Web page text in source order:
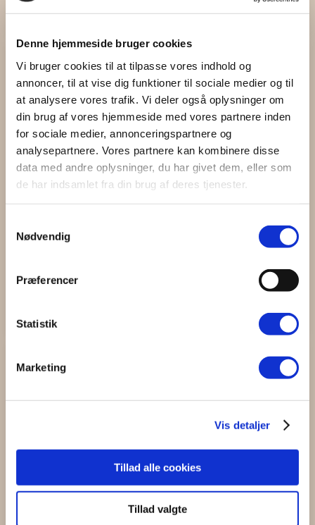
Denne hjemmeside bruger cookies
Vi bruger cookies til at tilpasse vores indhold og
annoncer, til at vise dig funktioner til sociale medier og til
at analysere vores trafik. Vi deler også oplysninger om
din brug af vores hjemmeside med vores partnere inden
for sociale medier, annonceringspartnere og
analysepartnere. Vores partnere kan kombinere disse
data med andre oplysninger, du har givet dem, eller som
de har indsamlet fra din brug af deres tjenester.
Nødvendig
Præferencer
Statistik
Marketing
Vis detaljer
Tillad alle cookies
Tillad valgte
Dato: 20-05-2025 05:29
Stærk og smidig fitness hold 9-10 er desværre